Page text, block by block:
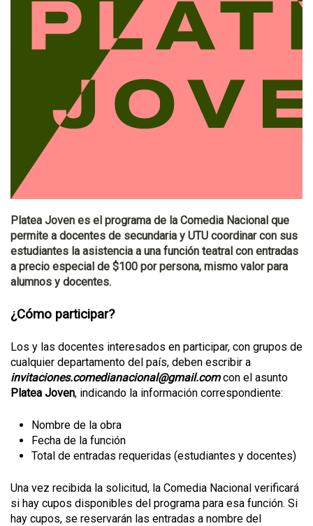
Platea Joven es el programa de la Comedia Nacional que
permite a docentes de secundaria y UTU coordinar con sus
estudiantes la asistencia a una función teatral con entradas
a precio especial de $100 por persona, mismo valor para
alumnos y docentes.
¿Cómo participar?
Los y las docentes interesados en participar, con grupos de
cualquier departamento del país, deben escribir a
invitaciones.comedianacional@gmail.comcon el asunto
Platea Joven, indicando la información correspondiente:
Nombre de la obra
Fecha de la función
Total de entradas requeridas (estudiantes y docentes)
Una vez recibida la solicitud, la Comedia Nacional verificará
si hay cupos disponibles del programa para esa función. Si
hay cupos, se reservarán las entradas a nombre del